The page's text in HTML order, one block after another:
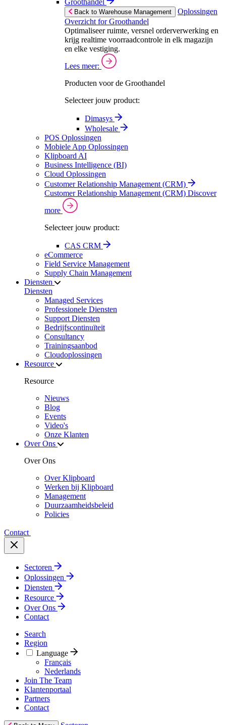
Groothandel
Back to Warehouse Management
Oplossingen
Overzicht for Groothandel
Optimaliseer ruimte, versnel orderverwerking en
krijg realtime voorraadcontrole in elk magazijn
en elke vestiging.
Lees meer:
Producten voor de Groothandel
Selecteer jouw product:
Dimasys
Wholesale
POS Oplossingen
Mobiele App Oplossingen
Klipboard AI
Business Intelligence (BI)
Cloud Oplossingen
Customer Relationship Management (CRM)
Customer Relationship Management (CRM) Discover
more
Selecteer jouw product:
CAS CRM
eCommerce
Field Service Management
Supply Chain Management
Diensten
Diensten
Managed Services
Professionele Diensten
Support Diensten
Bedrijfscontinuïteit
Consultancy
Trainingsaanbod
Cloudoplossingen
Resource
Resource
Nieuws
Blog
Events
Video's
Onze Klanten
Over Ons
Over Ons
Over Klipboard
Werken bij Klipboard
Management
Duurzaamheidsbeleid
Policies
Contact
Sectoren
Oplossingen
Diensten
Resource
Over Ons
Contact
Search
Region
Language
Français
Nederlands
Join The Team
Klantenportaal
Partners
Contact